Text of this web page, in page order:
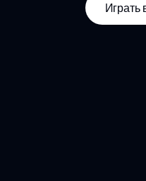
Играть